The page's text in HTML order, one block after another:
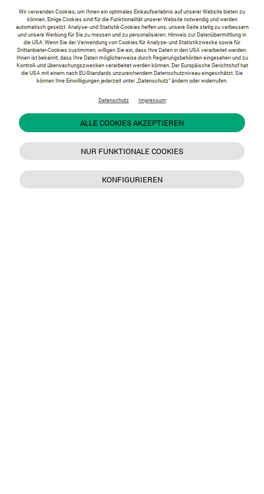
Wir verwenden Cookies, um Ihnen ein optimales Einkaufserlebnis auf unserer Website bieten zu
können. Einige Cookies sind für die Funktionalität unserer Website notwendig und werden
automatisch gesetzt. Analyse- und Statistik-Cookies helfen uns, unsere Seite stetig zu verbessern
und unsere Werbung für Sie zu messen und zu personalisieren. Hinweis zur Datenübermittlung in
die USA: Wenn Sie der Verwendung von Cookies für Analyse- und Statistikzwecke sowie für
Drittanbieter-Cookies zustimmen, willigen Sie ein, dass Ihre Daten in den USA verarbeitet werden.
Ihnen ist bekannt, dass Ihre Daten möglicherweise durch Regierungsbehörden eingesehen und zu
Kontroll- und überwachungszwecken verarbeitet werden können. Der Europäische Gerichtshof hat
die USA mit einem nach EU-Standards unzureichendem Datenschutzniveau eingeschätzt. Sie
können Ihre Einwilligungen jederzeit unter „Datenschutz“ ändern oder widerrufen.
Datenschutz Impressum
ALLE COOKIES AKZEPTIEREN
NUR FUNKTIONALE COOKIES
KONFIGURIEREN